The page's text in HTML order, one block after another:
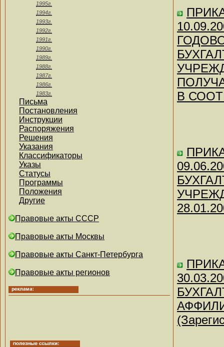
1995г.
1994г.
1993г.
1992г.
1991г.
1990г.
1989г.
1988г.
1987г.
1986г.
1983г.
Письма
Постановления
Инструкции
Распоряжения
Решения
Указания
Классификаторы
Указы
Статусы
Программы
Положения
Другие
Правовые акты СССР
Правовые акты Москвы
Правовые акты Санкт-Петербурга
Правовые акты регионов
В